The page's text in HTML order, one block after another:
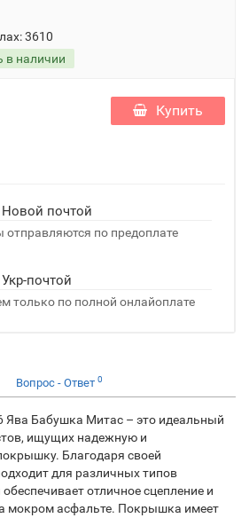
3610
в наличии
Купить
почтой
отправляются по предоплате
почтой
только по полной онлайоплате
Вопрос - Ответ 0
Бабушка Митас – это идеальный
ищущих надежную и
Благодаря своей
для различных типов
отличное сцепление и
мокром асфальте. Покрышка имеет